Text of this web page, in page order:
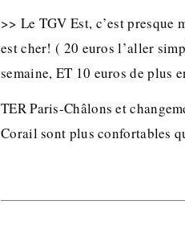
>> Le TGV Est, c’est presque
est cher! ( 20 euros l’aller
semaine, ET 10 euros de plus
TER Paris-Châlons et
Corail sont plus confortables